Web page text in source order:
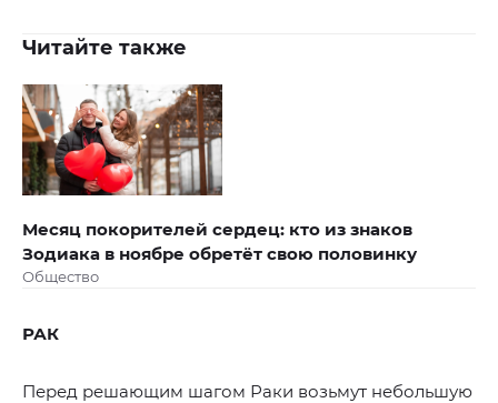
Читайте также
Месяц покорителей сердец: кто из знаков
Зодиака в ноябре обретёт свою половинку
Общество
РАК
Перед решающим шагом Раки возьмут небольшую